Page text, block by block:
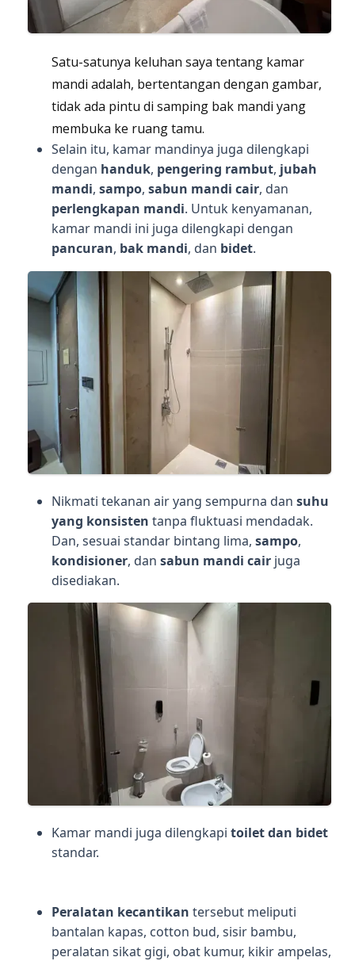
Satu-satunya keluhan saya tentang kamar
mandi adalah, bertentangan dengan gambar,
tidak ada pintu di samping bak mandi yang
membuka ke ruang tamu.
Selain itu, kamar mandinya juga dilengkapi
dengan handuk, pengering rambut, jubah
mandi, sampo, sabun mandi cair, dan
perlengkapan mandi. Untuk kenyamanan,
kamar mandi ini juga dilengkapi dengan
pancuran, bak mandi, dan bidet.
Nikmati tekanan air yang sempurna dan suhu
yang konsisten tanpa fluktuasi mendadak.
Dan, sesuai standar bintang lima, sampo,
kondisioner, dan sabun mandi cairjuga
disediakan.
Kamar mandi juga dilengkapi toilet dan bidet
standar.
Peralatan kecantikan tersebut meliputi
bantalan kapas, cotton bud, sisir bambu,
peralatan sikat gigi, obat kumur, kikir ampelas,